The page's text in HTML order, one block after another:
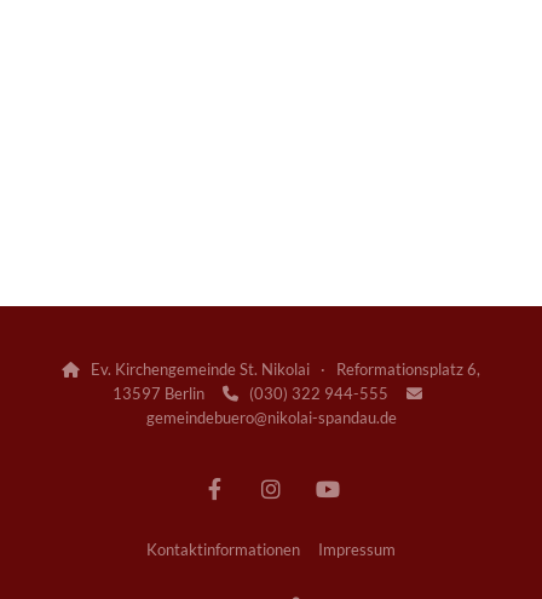

Ev. Kirchengemeinde St. Nikolai · Reformationsplatz 6,
13597 Berlin
 (030) 322 944-555 
gemeindebuero@nikolai-spandau.de
Kontaktinformationen Impressum